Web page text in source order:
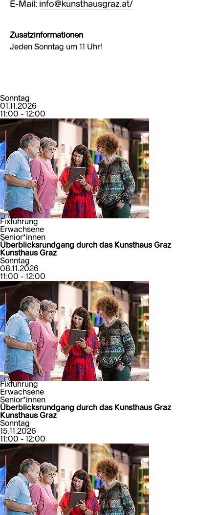
E-Mail: info@kunsthausgraz.at/
Zusatzinformationen
Jeden Sonntag um 11 Uhr!
Sonntag
01.11.2026
11:00 - 12:00
Fixführung
Erwachsene
Senior*innen
Überblicksrundgang durch das Kunsthaus Graz
Kunsthaus Graz
Sonntag
08.11.2026
11:00 - 12:00
Fixführung
Erwachsene
Senior*innen
Überblicksrundgang durch das Kunsthaus Graz
Kunsthaus Graz
Sonntag
15.11.2026
11:00 - 12:00